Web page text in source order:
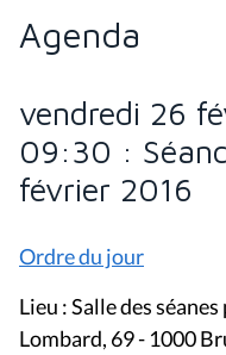
Agenda
vendredi 26
09:30 :
février 2016
Ordre du jour
Lieu : Salle des
Lombard, 69 - 1000